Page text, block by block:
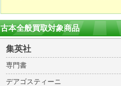
古本全般買取対象商品
集英社
専門書
デアゴスティーニ